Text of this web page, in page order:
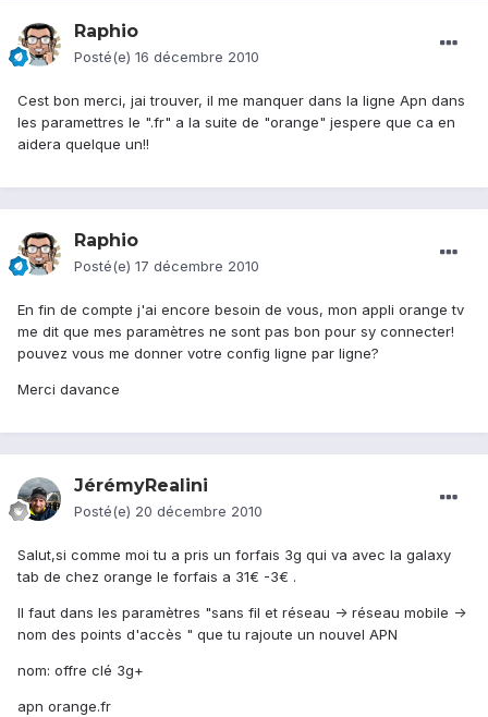
Raphio
Posté(e) 16 décembre 2010
Cest bon merci, jai trouver, il me manquer dans la ligne Apn dans
les paramettres le ".fr" a la suite de "orange" jespere que ca en
aidera quelque un!!
Raphio
Posté(e) 17 décembre 2010
En fin de compte j'ai encore besoin de vous, mon appli orange tv
me dit que mes paramètres ne sont pas bon pour sy connecter!
pouvez vous me donner votre config ligne par ligne?
Merci davance
JérémyRealini
Posté(e) 20 décembre 2010
Salut,si comme moi tu a pris un forfais 3g qui va avec la galaxy
tab de chez orange le forfais a 31€ -3€ .
Il faut dans les paramètres "sans fil et réseau -> réseau mobile ->
nom des points d'accès " que tu rajoute un nouvel APN
nom: offre clé 3g+
apn orange.fr